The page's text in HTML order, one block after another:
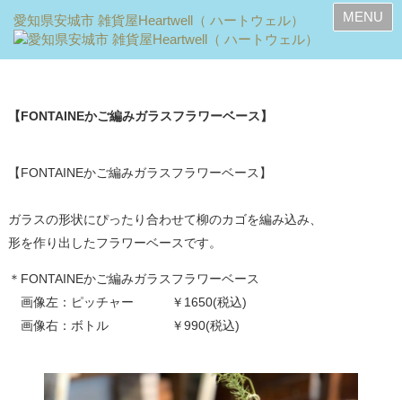
MENU
【FONTAINEかご編みガラスフラワーベース】
【FONTAINEかご編みガラスフラワーベース】
ガラスの形状にぴったり合わせて柳のカゴを編み込み、
形を作り出したフラワーベースです。
＊FONTAINEかご編みガラスフラワーベース
画像左：ピッチャー ￥1650(税込)
画像右：ボトル ￥990(税込)